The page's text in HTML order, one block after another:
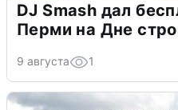
DJ Smash дал
Перми на Дне
9 августа 1